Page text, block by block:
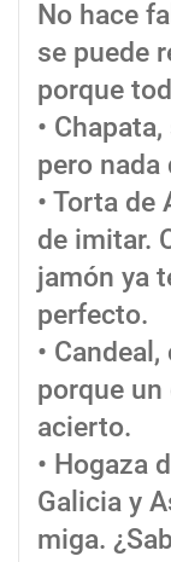
No hace
se puede
porque
•
pero nada
• Torta de
de imitar.
jamón ya
perfecto.
•
porque
acierto.
• Hogaza
Galicia y
miga.